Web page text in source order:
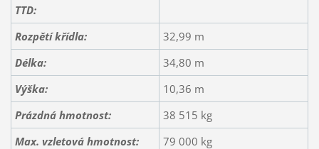
TTD:
Rozpětí křídla:
32,99 m
Délka:
34,80 m
Výška:
10,36 m
Prázdná hmotnost:
38 515 kg
Max. vzletová hmotnost:
79 000 kg